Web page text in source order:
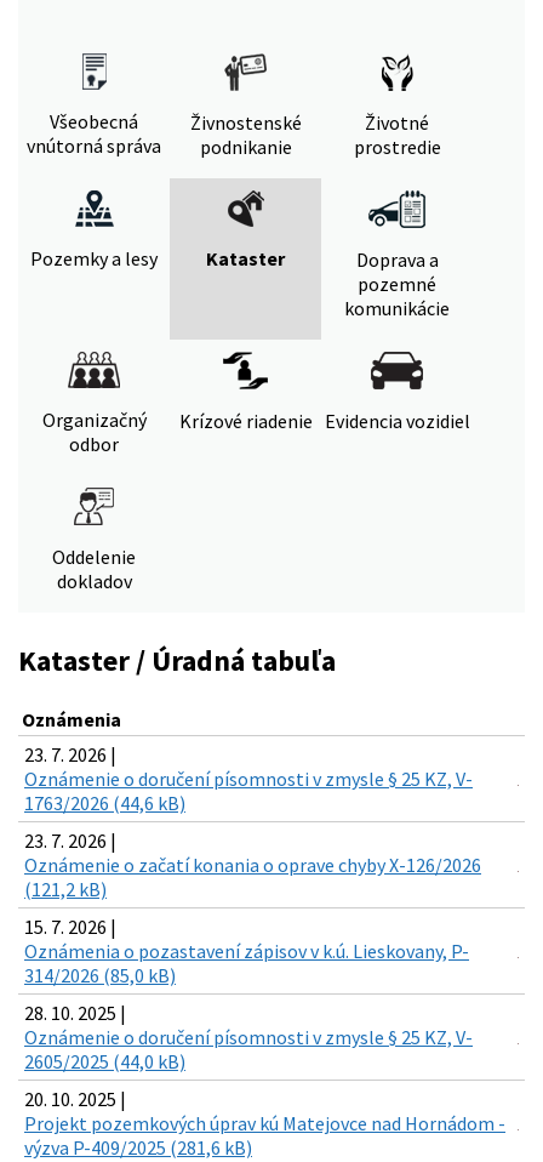
Všeobecná
vnútorná správa
Živnostenské
podnikanie
Životné
prostredie
Pozemky a lesy Kataster
Doprava a
pozemné
komunikácie
Organizačný
odbor
Krízové riadenie Evidencia vozidiel
Oddelenie
dokladov
Kataster / Úradná tabuľa
Oznámenia
23. 7. 2026 |
Oznámenie o doručení písomnosti v zmysle § 25 KZ, V-
1763/2026 (44,6 kB)
23. 7. 2026 |
Oznámenie o začatí konania o oprave chyby X-126/2026
(121,2 kB)
15. 7. 2026 |
Oznámenia o pozastavení zápisov v k.ú. Lieskovany, P-
314/2026 (85,0 kB)
28. 10. 2025 |
Oznámenie o doručení písomnosti v zmysle § 25 KZ, V-
2605/2025 (44,0 kB)
20. 10. 2025 |
Projekt pozemkových úprav kú Matejovce nad Hornádom -
výzva P-409/2025 (281,6 kB)